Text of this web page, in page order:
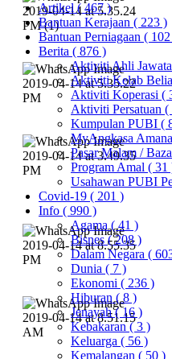
Artikel( 467 )
Bantuan Kerajaan ( 223 )
Bantuan Perniagaan (
Berita ( 876 )
Aktiviti Ahli
Aktiviti Kelab Belia
Aktiviti Koperasi (
Aktiviti Persatuan (
Kumpulan PUBI (
MyAngkasa
Pasar Malam /
Program Amal ( 31
Usahawan PUBI
Covid-19 ( 201 )
Info ( 990 )
Agama ( 41 )
Bisnes( 208 )
Dalam Negara (
Dunia ( 7 )
Ekonomi ( 236 )
Hiburan ( 8 )
Jenayah( 16 )
Kebakaran( 3 )
Keluarga ( 56 )
Kemalangan ( 50 )